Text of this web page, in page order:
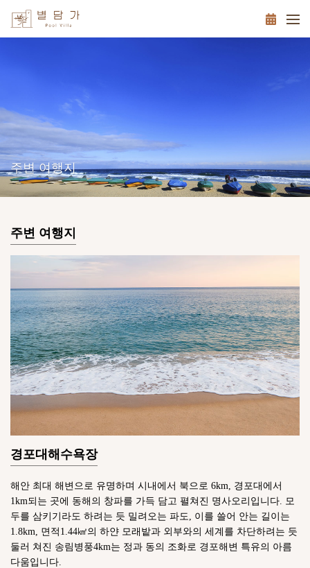
주변 여행지
주변 여행지
경포대해수욕장
해안 최대 해변으로 유명하며 시내에서 북으로 6km, 경포대에서
1km되는 곳에 동해의 창파를 가득 담고 펼쳐진 명사오리입니다. 모
두를 삼키기라도 하려는 듯 밀려오는 파도, 이를 쓸어 안는 길이는
1.8km, 면적1.44㎢의 하얀 모래밭과 외부와의 세계를 차단하려는 듯
둘러 쳐진 송림병풍4km는 정과 동의 조화로 경포해변 특유의 아름
다움입니다.